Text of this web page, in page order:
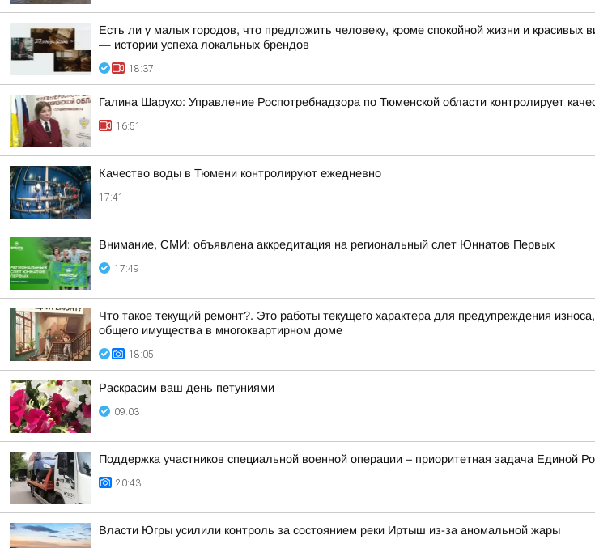
Есть ли у малых городов, что предложить человеку, кроме спокойной жизни и
— истории успеха локальных брендов
18:37
Галина Шарухо: Управление Роспотребнадзора по Тюменской области контролирует
16:51
Качество воды в Тюмени контролируют ежедневно
17:41
Внимание, СМИ: объявлена аккредитация на региональный слет Юннатов Первых
17:49
Что такое текущий ремонт?. Это работы текущего характера для предупреждения
общего имущества в многоквартирном доме
18:05
Раскрасим ваш день петуниями
09:03
Поддержка участников специальной военной операции – приоритетная задача Единой
20:43
Власти Югры усилили контроль за состоянием реки Иртыш из-за аномальной жары